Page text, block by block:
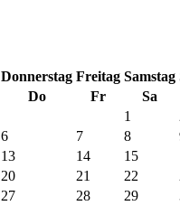
Donnerstag Freitag Samstag
Do Fr
Sa
1
6 7 8
13 14 15
20 21 22
27 28 29